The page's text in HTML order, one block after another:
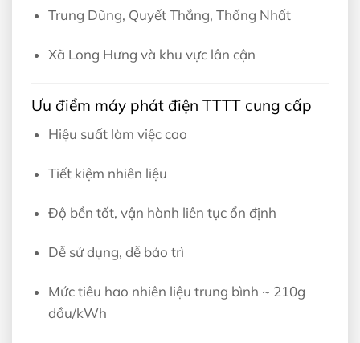
Trung Dũng, Quyết Thắng, Thống Nhất
Xã Long Hưng và khu vực lân cận
Ưu điểm máy phát điện TTTT cung cấp
Hiệu suất làm việc cao
Tiết kiệm nhiên liệu
Độ bền tốt, vận hành liên tục ổn định
Dễ sử dụng, dễ bảo trì
Mức tiêu hao nhiên liệu trung bình ~ 210g
dầu/kWh